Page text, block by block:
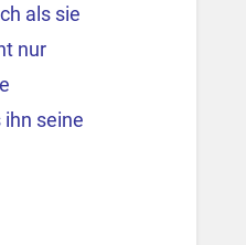
als sie
nur
seine